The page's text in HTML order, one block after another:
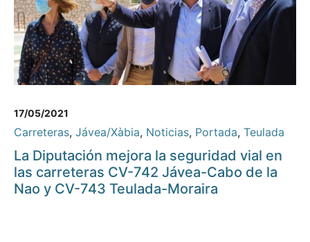
17/05/2021
Carreteras, Jávea/Xàbia, Noticias, Portada, Teulada
La Diputación mejora la seguridad vial en
las carreteras CV-742 Jávea-Cabo de la
Nao y CV-743 Teulada-Moraira